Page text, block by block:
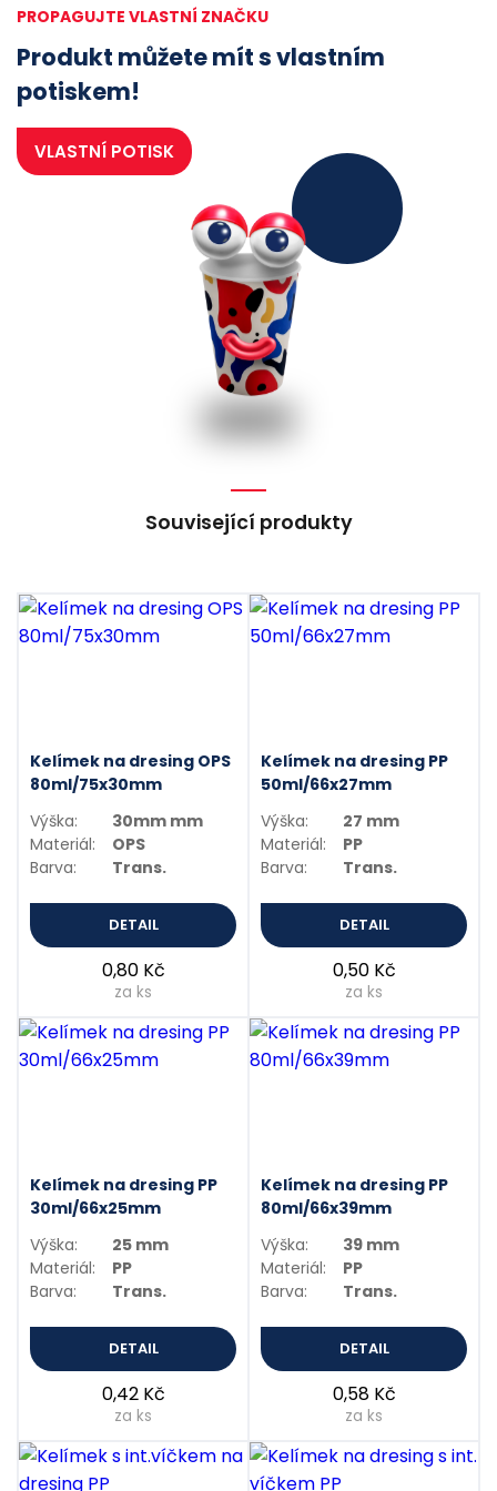
PROPAGUJTE VLASTNÍ ZNAČKU
Produkt můžete mít s vlastním
potiskem!
VLASTNÍ POTISK
Související produkty
Kelímek na dresing OPS
80ml/75x30mm
Výška:
30mm mm
Materiál:
OPS
Barva:
Trans.
DETAIL
0,80 Kč
za ks
Kelímek na dresing PP
50ml/66x27mm
Výška:
27 mm
Materiál:
PP
Barva:
Trans.
DETAIL
0,50 Kč
za ks
Kelímek na dresing PP
30ml/66x25mm
Výška:
25 mm
Materiál:
PP
Barva:
Trans.
DETAIL
0,42 Kč
za ks
Kelímek na dresing PP
80ml/66x39mm
Výška:
39 mm
Materiál:
PP
Barva:
Trans.
DETAIL
0,58 Kč
za ks